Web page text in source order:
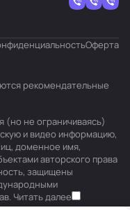
Оферта
рекомендательные
(но не ограничиваясь)
и видео информацию,
доменное имя,
авторского права
защищены
Читать далее